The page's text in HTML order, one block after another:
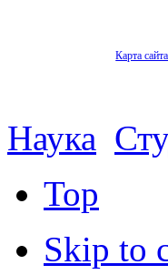
Карта сайта
Наука
Top
Skip to